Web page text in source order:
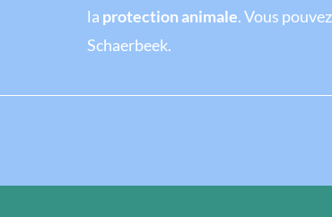
la protection animale. Vous
Schaerbeek.